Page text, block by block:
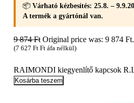
📦 Várható kézbesítés: 25.8. –
A termék a gyártónál van.
9 874Ft Original price was: 9 874 Ft.
(7 627 FtFt áfa nélkül)
RAIMONDI kiegyenlítő kapcsok
Kosárba teszem